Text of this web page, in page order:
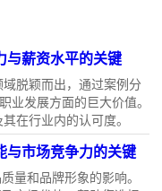
与薪资水平的关键
脱颖而出，通过案例分
业发展方面的巨大价值。
在行业内的认可度。
与市场竞争力的关键
量和品牌形象的影响。